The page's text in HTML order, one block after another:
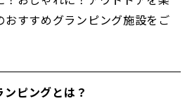
おすすめグランピング施設をご
ンピングとは？